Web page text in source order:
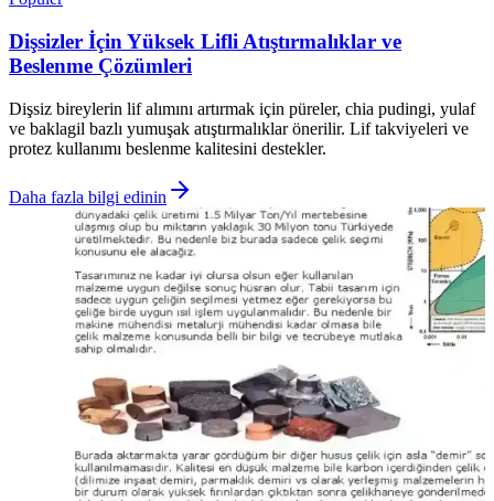
Dişsizler İçin Yüksek Lifli Atıştırmalıklar ve
Beslenme Çözümleri
Dişsiz bireylerin lif alımını artırmak için püreler, chia pudingi, yulaf
ve baklagil bazlı yumuşak atıştırmalıklar önerilir. Lif takviyeleri ve
protez kullanımı beslenme kalitesini destekler.
Daha fazla bilgi edinin